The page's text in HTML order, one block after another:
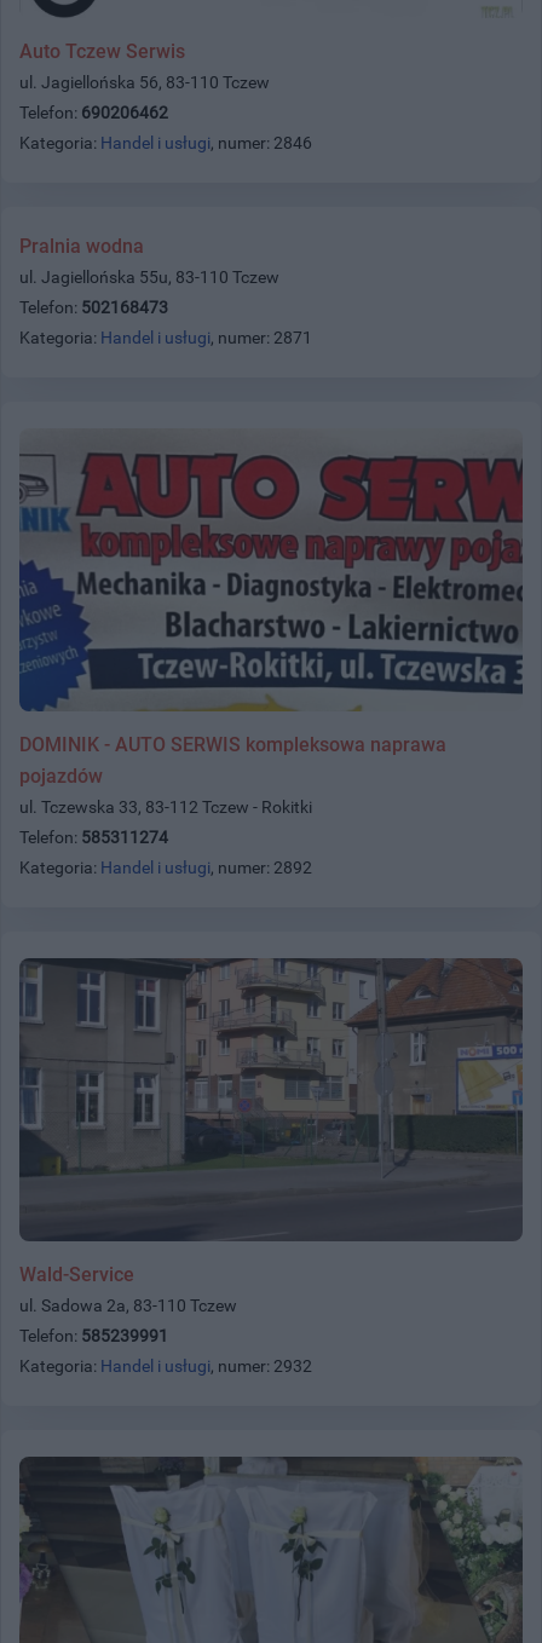
Auto Tczew Serwis
ul. Jagiellońska 56, 83-110 Tczew
Telefon: 690206462
Kategoria: Handel i usługi, numer: 2846
Pralnia wodna
ul. Jagiellońska 55u, 83-110 Tczew
Telefon: 502168473
Kategoria: Handel i usługi, numer: 2871
DOMINIK - AUTO SERWIS kompleksowa naprawa
pojazdów
ul. Tczewska 33, 83-112 Tczew - Rokitki
Telefon: 585311274
Kategoria: Handel i usługi, numer: 2892
Wald-Service
ul. Sadowa 2a, 83-110 Tczew
Telefon: 585239991
Kategoria: Handel i usługi, numer: 2932